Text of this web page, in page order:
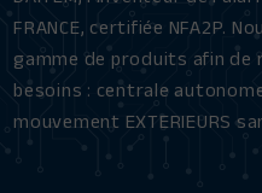
FRANCE, certifiée NFA2P.
gamme de produits afin
besoins : centrale
mouvement EXTERIEURS